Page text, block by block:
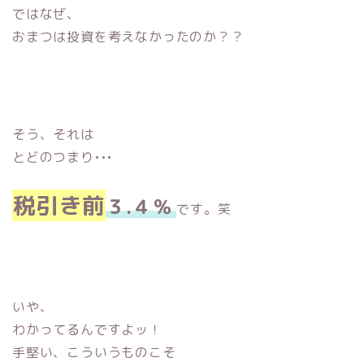
ではなぜ、
おまつは投資を考えなかったのか？？
そう、それは
とどのつまり•••
税引き前３.４％ です。笑
いや、
わかってるんですよッ！
手堅い、こういうものこそ